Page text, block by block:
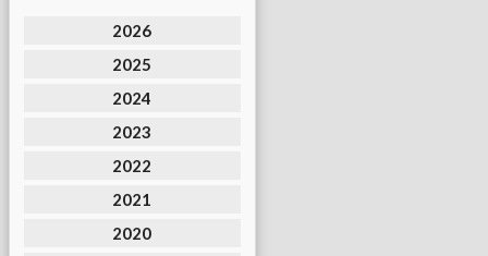
2026
2025
2024
2023
2022
2021
2020